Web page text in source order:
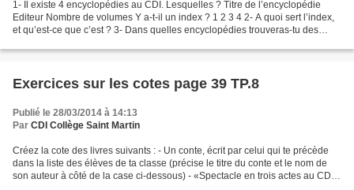
1- Il existe 4 encyclopédies au CDI. Lesquelles ? Titre de l’encyclopédie
Editeur Nombre de volumes Y a-t-il un index ? 1 2 3 4 2- A quoi sert l’index,
et qu’est-ce que c’est ? 3- Dans quelles encyclopédies trouveras-tu des
Exercices sur les cotes page 39 TP.8
Publié le 28/03/2014 à 14:13
Par CDI Collège Saint Martin
Créez la cote des livres suivants : - Un conte, écrit par celui qui te précède
dans la liste des élèves de ta classe (précise le titre du conte et le nom de
son auteur à côté de la case ci-dessous) - «Spectacle en trois actes au CDI